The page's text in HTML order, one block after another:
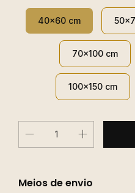
40x60 cm
70x100 cm
100x150 cm
Entregas para o CEP:
Meios de envio